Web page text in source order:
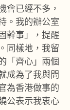
會已經不多，
。我的辦公室
幹事」，提醒
同樣地，我留
「齊心」兩個
成為了我與問
為香港做事的
公表示我衷心